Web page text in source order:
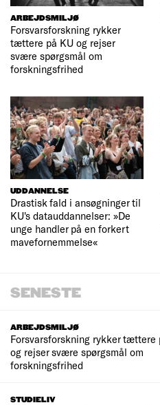
ARBEJDSMILJØ
Forsvarsforskning rykker
tættere på KU og rejser
svære spørgsmål om
forskningsfrihed
UDDANNELSE
Drastisk fald i ansøgninger til
KU's datauddannelser: »De
unge handler på en forkert
mavefornemmelse«
SENESTE
ARBEJDSMILJØ
Forsvarsforskning rykker tættere
og rejser svære spørgsmål om
forskningsfrihed
STUDIELIV